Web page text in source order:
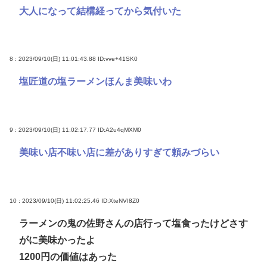
大人になって結構経ってから気付いた
8 : 2023/09/10(日) 11:01:43.88 ID:vve+41SK0
塩匠道の塩ラーメンほんま美味いわ
9 : 2023/09/10(日) 11:02:17.77 ID:A2u4qMXM0
美味い店不味い店に差がありすぎて頼みづらい
10 : 2023/09/10(日) 11:02:25.46 ID:XteNVI8Z0
ラーメンの鬼の佐野さんの店行って塩食ったけどさす
がに美味かったよ
1200円の価値はあった